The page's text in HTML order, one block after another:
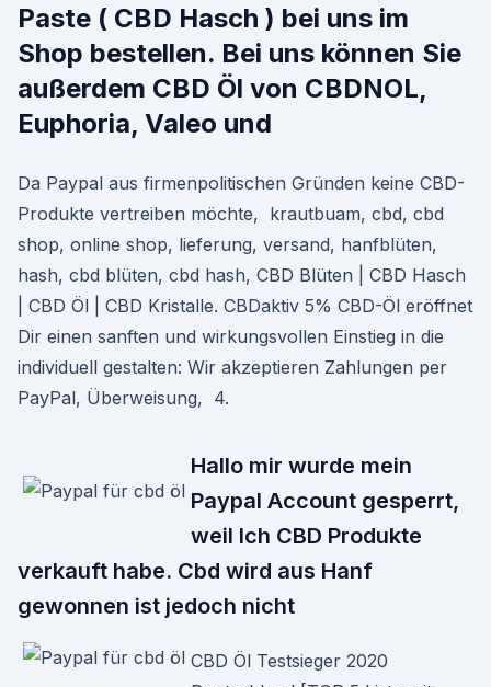
Paste ( CBD Hasch ) bei uns im
Shop bestellen. Bei uns können Sie
außerdem CBD Öl von CBDNOL,
Euphoria, Valeo und
Da Paypal aus firmenpolitischen Gründen keine CBD-
Produkte vertreiben möchte, krautbuam, cbd, cbd
shop, online shop, lieferung, versand, hanfblüten,
hash, cbd blüten, cbd hash, CBD Blüten | CBD Hasch
| CBD Öl | CBD Kristalle. CBDaktiv 5% CBD-Öl eröffnet
Dir einen sanften und wirkungsvollen Einstieg in die
individuell gestalten: Wir akzeptieren Zahlungen per
PayPal, Überweisung, 4.
Hallo mir wurde mein
Paypal Account gesperrt,
weil Ich CBD Produkte
verkauft habe. Cbd wird aus Hanf
gewonnen ist jedoch nicht
CBD Öl Testsieger 2020